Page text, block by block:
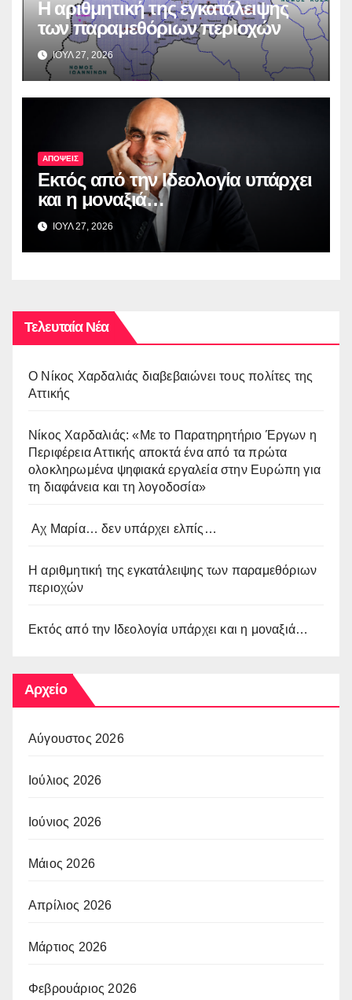
Η αριθμητική της εγκατάλειψης
των παραμεθόριων περιοχών
ΙΟΥΛ 27, 2026
ΑΠΟΨΕΙΣ
Εκτός από την Ιδεολογία υπάρχει
και η μοναξιά…
ΙΟΥΛ 27, 2026
Τελευταία Νέα
O Νίκος Χαρδαλιάς διαβεβαιώνει τους πολίτες της
Αττικής
Νίκος Χαρδαλιάς: «Με το Παρατηρητήριο Έργων η
Περιφέρεια Αττικής αποκτά ένα από τα πρώτα
ολοκληρωμένα ψηφιακά εργαλεία στην Ευρώπη για
τη διαφάνεια και τη λογοδοσία»
Αχ Μαρία… δεν υπάρχει ελπίς…
Η αριθμητική της εγκατάλειψης των παραμεθόριων
περιοχών
Εκτός από την Ιδεολογία υπάρχει και η μοναξιά…
Αρχείο
Αύγουστος 2026
Ιούλιος 2026
Ιούνιος 2026
Μάιος 2026
Απρίλιος 2026
Μάρτιος 2026
Φεβρουάριος 2026